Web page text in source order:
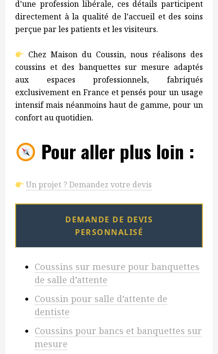
d’une profession libérale, ces détails participent
directement à la qualité de l’accueil et des soins
perçue par les patients et les visiteurs.
Chez Maison du Coussin, nous réalisons des
coussins et des banquettes sur mesure adaptés
aux espaces professionnels, fabriqués
exclusivement en France et pensés pour un usage
intensif mais néanmoins haut de gamme, pour un
confort au quotidien.
Pour aller plus loin :
Un projet ? Demandez votre devis
DEMANDE DE DEVIS
PERSONNALISÉ
Coussins sur mesure pour banquettes
de salle d’attente
Coussin pour salle d’attente de
dentiste
Coussins pour bancs et banquettes sur
mesure